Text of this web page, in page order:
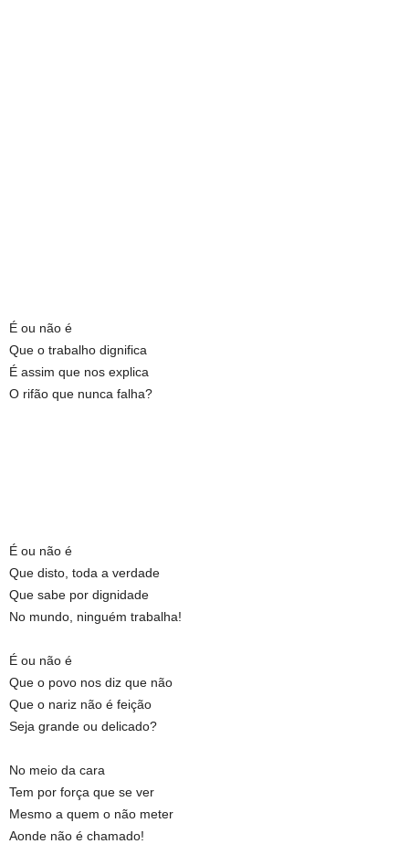
É ou não é
Que o trabalho dignifica
É assim que nos explica
O rifão que nunca falha?
É ou não é
Que disto, toda a verdade
Que sabe por dignidade
No mundo, ninguém trabalha!
É ou não é
Que o povo nos diz que não
Que o nariz não é feição
Seja grande ou delicado?
No meio da cara
Tem por força que se ver
Mesmo a quem o não meter
Aonde não é chamado!